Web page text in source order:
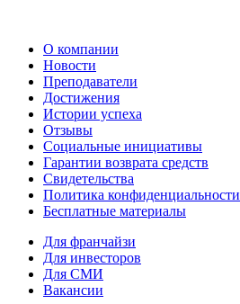
О компании
Новости
Преподаватели
Достижения
Истории успеха
Отзывы
Социальные инициативы
Гарантии возврата средств
Свидетельства
Политика конфиденциальности
Бесплатные материалы
Для франчайзи
Для инвесторов
Для СМИ
Вакансии